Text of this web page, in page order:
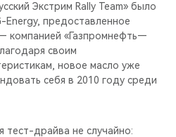
Экстрим Rally Team» было
предоставленное
компанией «Газпромнефть—
своим
новое масло уже
себя в 2010 году среди
тест-драйва не случайно: